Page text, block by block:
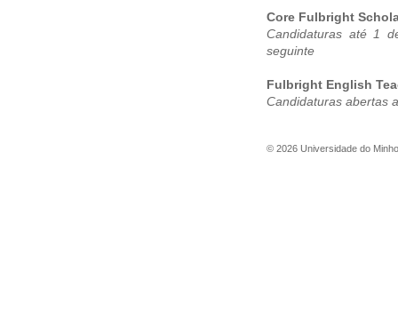
Core Fulbright
Candidaturas até 1
seguinte
Fulbright English
Candidaturas abertas
© 2026 Universidade do Minho